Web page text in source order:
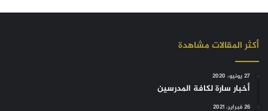
أكثر المقالات مشاهدة
27 يونيو، 2020
أخبار سارة لكافة المدرسين
26 فبراير، 2021